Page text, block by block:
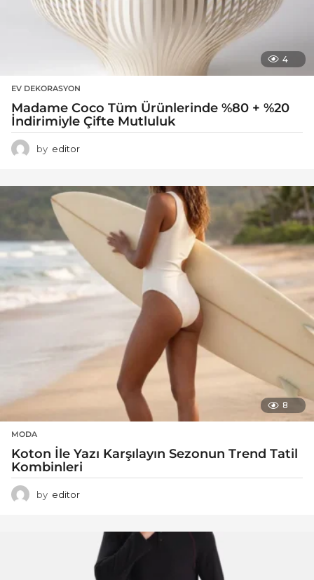
4
EV DEKORASYON
Madame Coco Tüm Ürünlerinde %80 + %20
İndirimiyle Çifte Mutluluk
by editor
8
MODA
Koton İle Yazı Karşılayın Sezonun Trend Tatil
Kombinleri
by editor